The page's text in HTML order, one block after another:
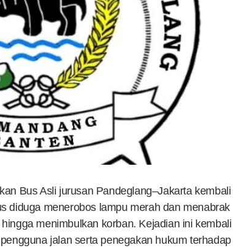
Bus Asli jurusan Pandeglang–Jakarta kembali
diduga menerobos lampu merah dan menabrak
menimbulkan korban. Kejadian ini kembali
jalan serta penegakan hukum terhadap